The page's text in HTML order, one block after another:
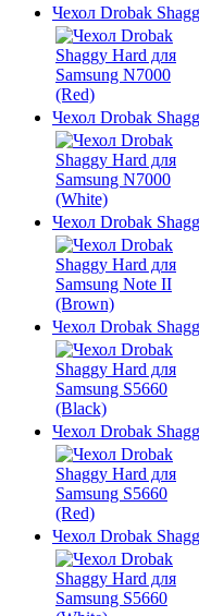
Чехол Drobak
Чехол Drobak
Чехол Drobak
Чехол Drobak
Чехол Drobak
Чехол Drobak